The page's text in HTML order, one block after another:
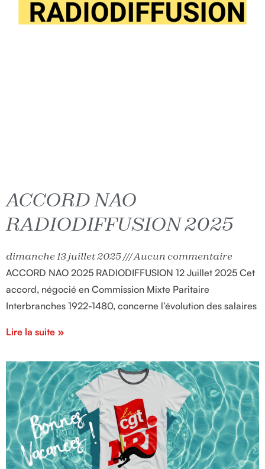
ACCORD NAO
RADIODIFFUSION 2025
dimanche 13 juillet 2025
Aucun commentaire
ACCORD NAO 2025 RADIODIFFUSION 12 Juillet 2025 Cet
accord, négocié en Commission Mixte Paritaire
Interbranches 1922-1480, concerne l’évolution des salaires
Lire la suite »